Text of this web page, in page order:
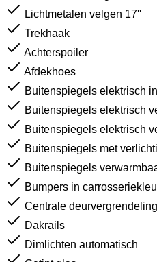
Lichtmetalen velgen 17''
Trekhaak
Achterspoiler
Afdekhoes
Buitenspiegels elektrisch
Buitenspiegels elektrisch
Buitenspiegels elektrisch
Buitenspiegels met
Buitenspiegels
Bumpers in
Centrale
Dakrails
Dimlichten automatisch